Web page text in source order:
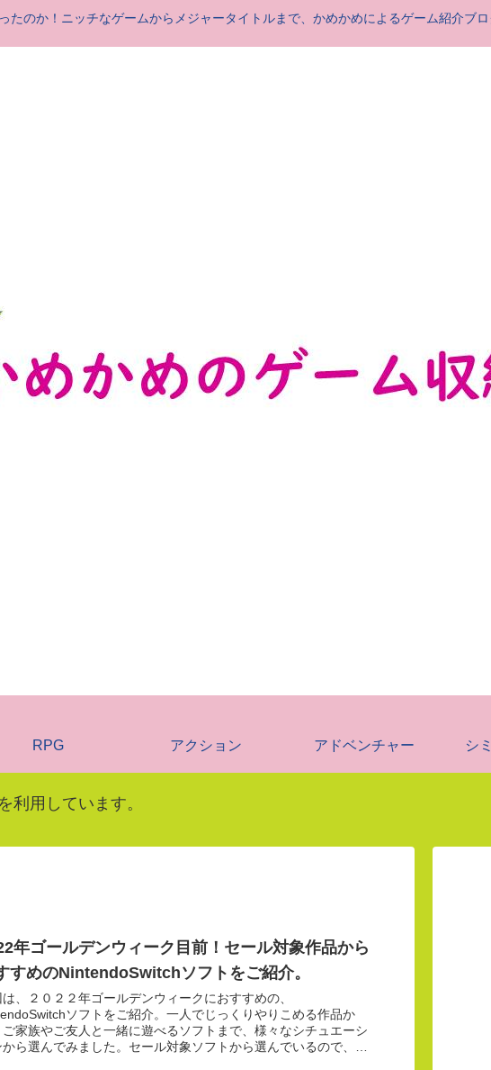
たのか！ニッチなゲームからメジャータイトルまで、かめかめによるゲーム紹介ブロ
RPG アクション アドベンチャー シ
利用しています。
年ゴールデンウィーク目前！セール対象作品から
すめのNintendoSwitchソフトをご紹介。
、２０２２年ゴールデンウィークにおすすめの、
ソフトをご紹介。一人でじっくりやりこめる作品か
ご家族やご友人と一緒に遊べるソフトまで、様々なシチュエーシ
から選んでみました。セール対象ソフトから選んでいるので、気